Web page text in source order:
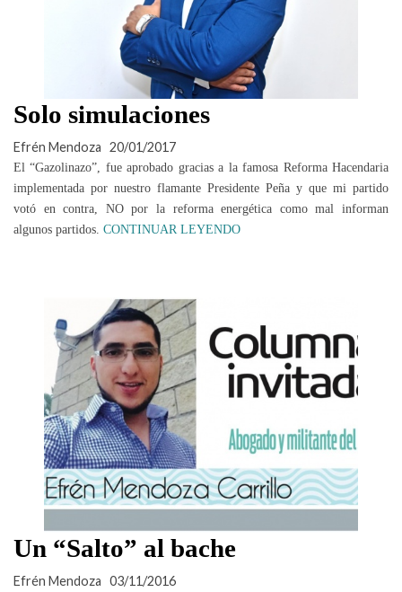
Solo simulaciones
Efrén Mendoza 20/01/2017
El “Gazolinazo”, fue aprobado gracias a la famosa Reforma Hacendaria
implementada por nuestro flamante Presidente Peña y que mi partido
votó en contra, NO por la reforma energética como mal informan
algunos partidos. CONTINUAR LEYENDO
Un “Salto” al bache
Efrén Mendoza 03/11/2016